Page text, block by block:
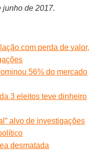
junho de 2017.
com perda de valor,
56% do mercado
3 eleitos teve dinheiro
alvo de investigações
desmatada